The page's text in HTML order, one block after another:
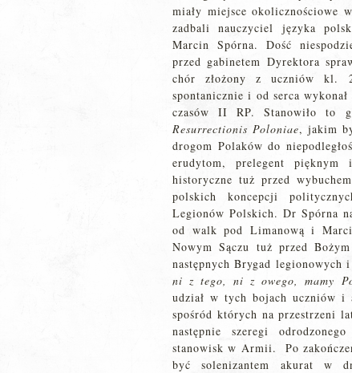
miały miejsce okolicznościowe
zadbali nauczyciel języka
Marcin Spórna. Dość
przed gabinetem Dyrektora
chór złożony z uczniów kl.
spontanicznie i od serca wykonał
czasów II RP. Stanowiło to
Resurrectionis Poloniae, jakim
drogom Polaków do
erudytom, prelegent pięknym
historyczne tuż przed
polskich koncepcji
Legionów Polskich. Dr Spórna
od walk pod Limanową i
Nowym Sączu tuż przed
następnych Brygad
ni z tego, ni z owego, mamy
udział w tych bojach uczniów i
spośród których na przestrzeni
następnie szeregi
stanowisk w Armii. Po
być solenizantem akurat w